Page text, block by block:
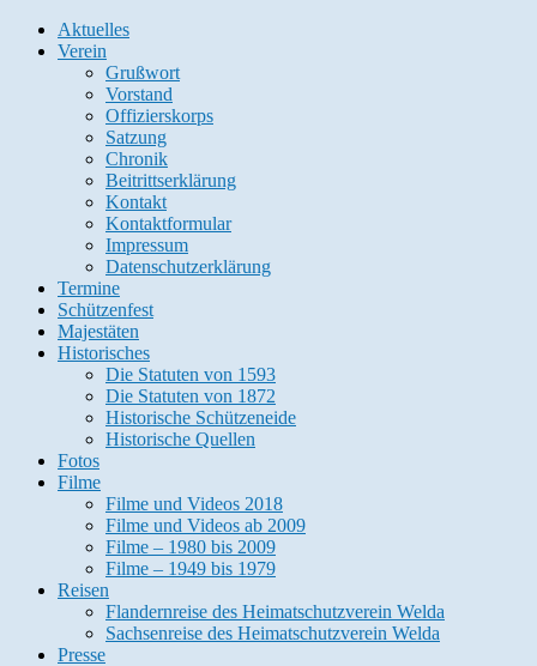
Aktuelles
Verein
Grußwort
Vorstand
Offizierskorps
Satzung
Chronik
Beitrittserklärung
Kontakt
Kontaktformular
Impressum
Datenschutzerklärung
Termine
Schützenfest
Majestäten
Historisches
Die Statuten von 1593
Die Statuten von 1872
Historische Schützeneide
Historische Quellen
Fotos
Filme
Filme und Videos 2018
Filme und Videos ab 2009
Filme – 1980 bis 2009
Filme – 1949 bis 1979
Reisen
Flandernreise des Heimatschutzverein Welda
Sachsenreise des Heimatschutzverein Welda
Presse